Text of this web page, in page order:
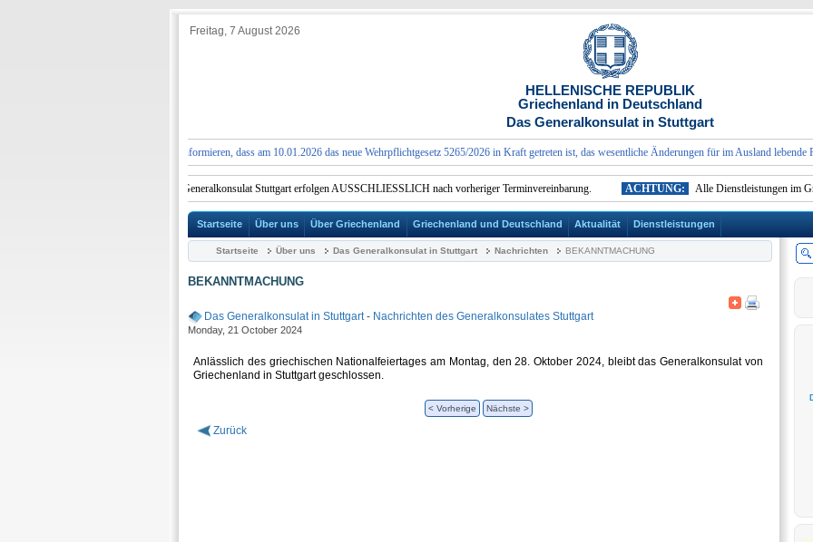
Freitag, 7 August 2026
HELLENISCHE REPUBLIK
Griechenland in Deutschland
Das Generalkonsulat in Stuttgart
Wir möchten Sie darüber informieren, dass am 10.01.2026 das neue Wehrpflichtgesetz 5265/2026 in Kraft getreten ist, das wesentliche Änderungen für im Ausland lebende
Dienstleistungen im Griechischen Generalkonsulat Stuttgart erfolgen AUSSCHLIESSLICH nach vorheriger Terminvereinbarung. ACHTUNG: Alle Dienstleistungen im
Startseite Über uns Über Griechenland Griechenland und Deutschland Aktualität Dienstleistungen
Startseite Über uns Das Generalkonsulat in Stuttgart Nachrichten BEKANNTMACHUNG
BEKANNTMACHUNG
Das Generalkonsulat in Stuttgart- Nachrichten des Generalkonsulates Stuttgart
Monday, 21 October 2024
Anlässlich des griechischen Nationalfeiertages am Montag, den 28. Oktober 2024, bleibt das Generalkonsulat von
Griechenland in Stuttgart geschlossen.
< Vorherige Nächste >
Zurück